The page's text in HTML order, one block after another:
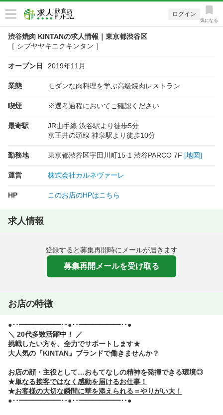
ログイン
気になる
渋谷焼肉 KINTANの求人情報｜東京都渋谷区
［ シブヤヤキニクキンタン ］
オープン日 2019年11月
業態 モダンな肉料理を学ぶ高級焼肉レストラン
喫煙 ※選考過程においてご確認ください
最寄駅
JR山手線 渋谷駅より徒歩5分
京王井の頭線 神泉駅より徒歩10分
勤務地 東京都渋谷区宇田川町15-1 渋谷PARCO 7F [地図]
運営 株式会社カルネヴァーレ
HP このお店のHPはこちら
求人情報
登録すると募集再開時にメールが届きます
募集再開メールを受け取る
お店の特徴
●‥━━━━━━‥●‥━━━━━━‥●
＼ 20代多数活躍中！ ／
挑戦したい方を、全力でサポートします★
大人気の『KINTAN』ブランドで働きませんか？
お店の顔・主役として…おもてなしの精神を発揮できる環境◎
★単なる接客ではなく感動を届けるお仕事！
★お客様の大切な瞬間に華を添えられる＝やりがい大！
●‥━━━━━━‥●‥━━━━━━‥●